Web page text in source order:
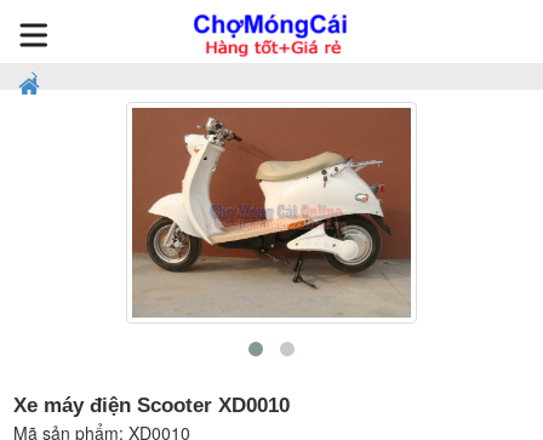
Xe máy điện Scooter XD0010
Mã sản phẩm:XD0010